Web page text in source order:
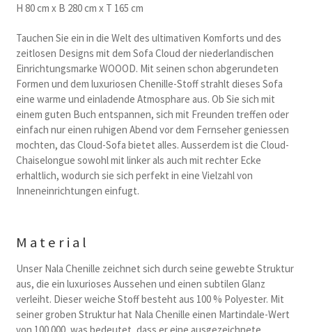
H 80 cm x B 280 cm x T 165 cm
Tauchen Sie ein in die Welt des ultimativen Komforts und des
zeitlosen Designs mit dem Sofa Cloud der niederlandischen
Einrichtungsmarke WOOOD. Mit seinen schon abgerundeten
Formen und dem luxuriosen Chenille-Stoff strahlt dieses Sofa
eine warme und einladende Atmosphare aus. Ob Sie sich mit
einem guten Buch entspannen, sich mit Freunden treffen oder
einfach nur einen ruhigen Abend vor dem Fernseher geniessen
mochten, das Cloud-Sofa bietet alles. Ausserdem ist die Cloud-
Chaiselongue sowohl mit linker als auch mit rechter Ecke
erhaltlich, wodurch sie sich perfekt in eine Vielzahl von
Inneneinrichtungen einfugt.
Material
Unser Nala Chenille zeichnet sich durch seine gewebte Struktur
aus, die ein luxurioses Aussehen und einen subtilen Glanz
verleiht. Dieser weiche Stoff besteht aus 100 % Polyester. Mit
seiner groben Struktur hat Nala Chenille einen Martindale-Wert